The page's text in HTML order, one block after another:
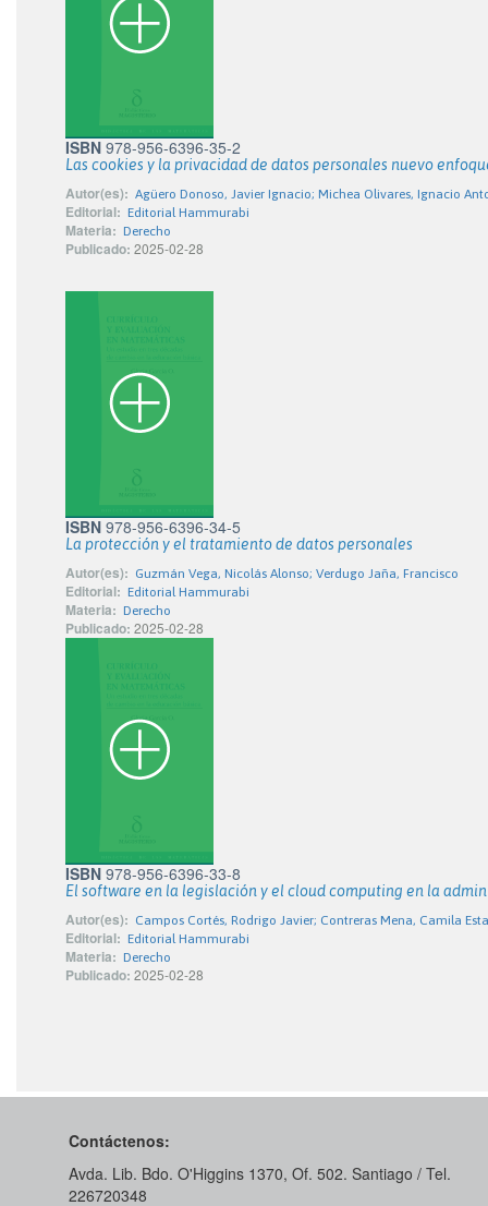
ISBN 978-956-6396-35-2
Las cookies y la privacidad de datos personales nuevo
Autor(es): Agüero Donoso, Javier Ignacio; Michea Olivares, Ignacio
Editorial: Editorial Hammurabi
Materia: Derecho
Publicado: 2025-02-28
ISBN 978-956-6396-34-5
La protección y el tratamiento de datos personales
Autor(es): Guzmán Vega, Nicolás Alonso; Verdugo Jaña, Francisco
Editorial: Editorial Hammurabi
Materia: Derecho
Publicado: 2025-02-28
ISBN 978-956-6396-33-8
El software en la legislación y el cloud computing en la
Autor(es): Campos Cortés, Rodrigo Javier; Contreras Mena, Camila
Editorial: Editorial Hammurabi
Materia: Derecho
Publicado: 2025-02-28
Contáctenos:
Avda. Lib. Bdo. O'Higgins 1370, Of. 502. Santiago / Tel.
226720348